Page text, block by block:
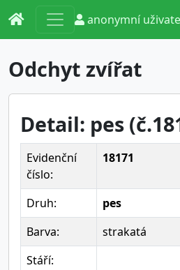
anonymní
Odchyt zvířat
Detail: pes
Evidenční
číslo:
18171
Druh:
pes
Barva:
strakatá
Stáří: